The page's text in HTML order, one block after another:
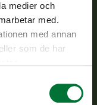
medier och
med.
med annan
som de har